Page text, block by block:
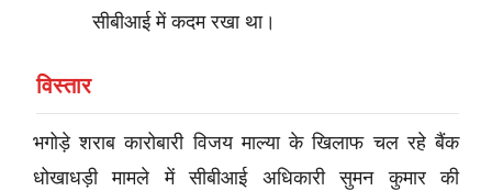
सीबीआई में कदम रखा था।
विस्तार
भगोड़े शराब कारोबारी विजय माल्या के खिलाफ चल रहे बैंक
धोखाधड़ी मामले में सीबीआई अधिकारी सुमन कुमार की